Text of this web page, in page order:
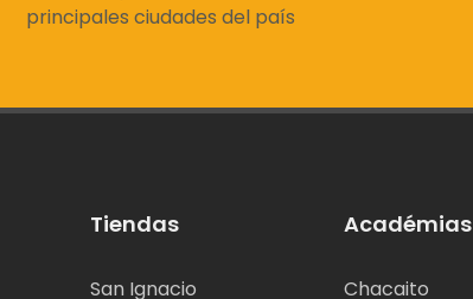
principales ciudades del país
Tiendas
San Ignacio
Académias
Chacaito